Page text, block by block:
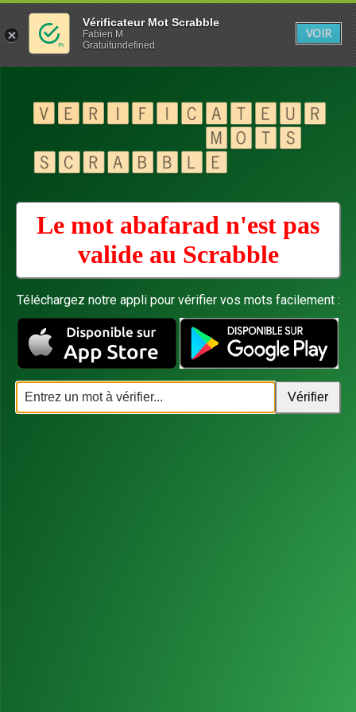
Le mot abafarad n'est pas
valide au Scrabble
Téléchargez notre appli pour vérifier vos mots facilement :
Vérificateur Mot Scrabble
Fabien M
Gratuitundefined
VOIR